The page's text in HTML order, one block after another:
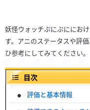
妖怪ウォッチぷにぷににお
す。アニのステータスや評
ひ参考にしてみてください。
目次
評価と基本情報